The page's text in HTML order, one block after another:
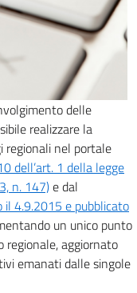
delle
realizzare la
regionali nel portale
dell’art. 1 della legge
n. 147)e dal
4.9.2015 e pubblicato
un unico punto
regionale, aggiornato
emanati dalle singole